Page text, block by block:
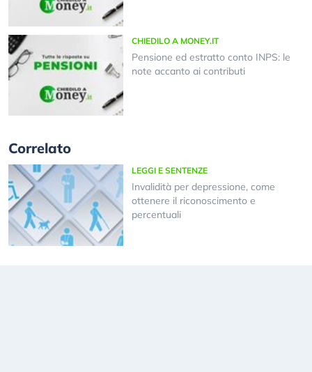
CHIEDILO A MONEY.IT
Pensione ed estratto conto INPS: le
note accanto ai contributi
Correlato
LEGGI E SENTENZE
Invalidità per depressione, come
ottenere il riconoscimento e
percentuali